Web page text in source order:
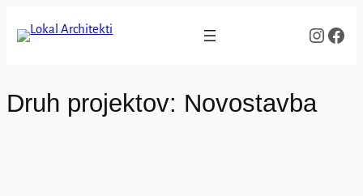
Druh projektov: Novostavba